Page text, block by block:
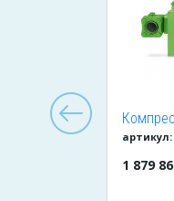
125-40P
артикул:
1 879